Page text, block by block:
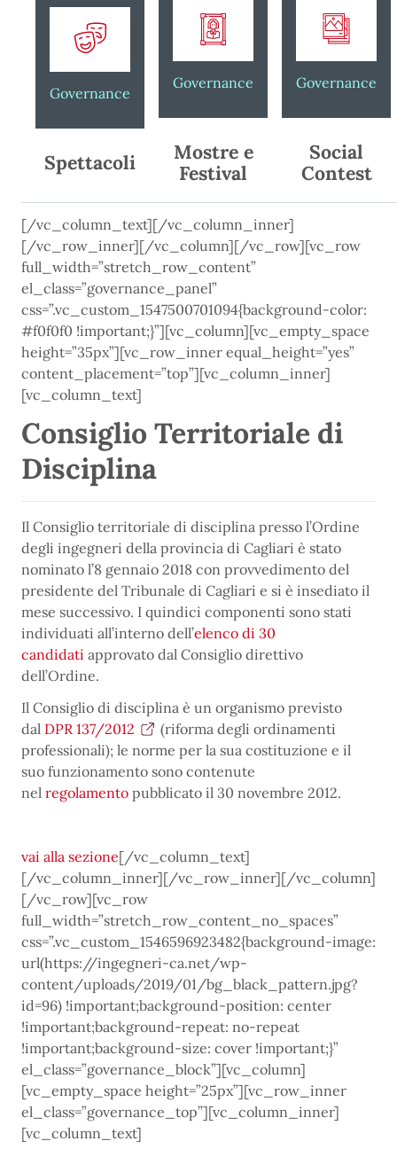
Governance
Spettacoli
Governance
Mostre e
Festival
Governance
Social
Contest
[/vc_column_text][/vc_column_inner]
[/vc_row_inner][/vc_column][/vc_row][vc_row
full_width=”stretch_row_content”
el_class=”governance_panel”
css=”.vc_custom_1547500701094{background-color:
#f0f0f0 !important;}”][vc_column][vc_empty_space
height=”35px”][vc_row_inner equal_height=”yes”
content_placement=”top”][vc_column_inner]
[vc_column_text]
Consiglio Territoriale di
Disciplina
Il Consiglio territoriale di disciplina presso l’Ordine
degli ingegneri della provincia di Cagliari è stato
nominato l’8 gennaio 2018 con provvedimento del
presidente del Tribunale di Cagliari e si è insediato il
mese successivo. I quindici componenti sono stati
individuati all’interno dell’elenco di 30
candidati approvato dal Consiglio direttivo
dell’Ordine.
Il Consiglio di disciplina è un organismo previsto
dal DPR 137/2012
(riforma degli ordinamenti
professionali); le norme per la sua costituzione e il
suo funzionamento sono contenute
nel regolamento pubblicato il 30 novembre 2012.
vai alla sezione[/vc_column_text]
[/vc_column_inner][/vc_row_inner][/vc_column]
[/vc_row][vc_row
full_width=”stretch_row_content_no_spaces”
css=”.vc_custom_1546596923482{background-image:
url(https://ingegneri-ca.net/wp-
content/uploads/2019/01/bg_black_pattern.jpg?
id=96) !important;background-position: center
!important;background-repeat: no-repeat
!important;background-size: cover !important;}”
el_class=”governance_block”][vc_column]
[vc_empty_space height=”25px”][vc_row_inner
el_class=”governance_top”][vc_column_inner]
[vc_column_text]